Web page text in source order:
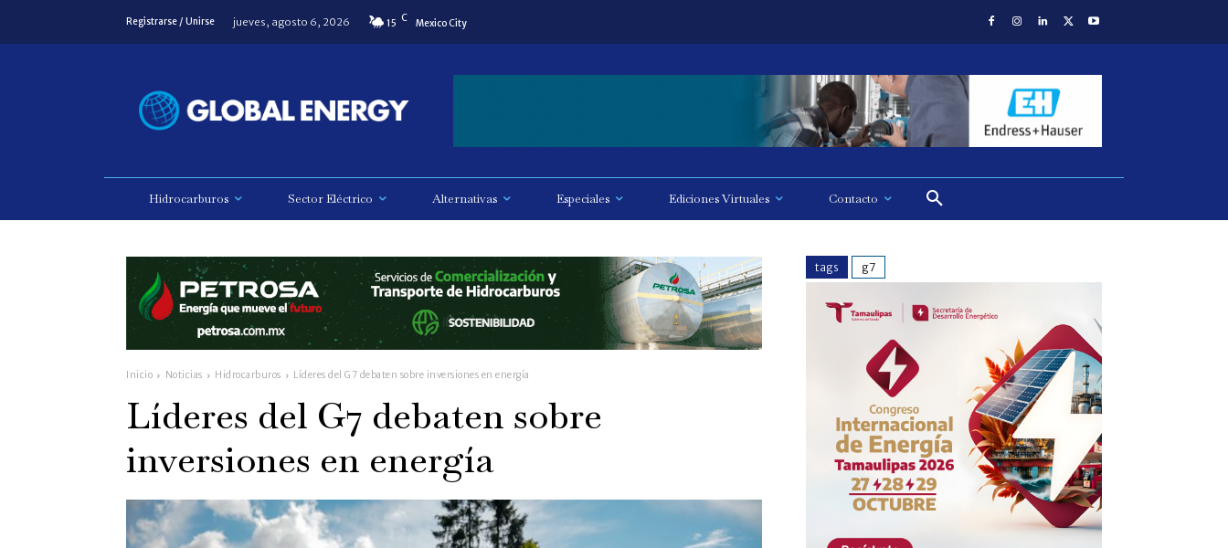
Registrarse / Unirse jueves, agosto 6, 2026 15 C Mexico City
Hidrocarburos Sector Eléctrico Alternativas Especiales Ediciones Virtuales Contacto
Inicio Noticias Hidrocarburos Líderes del G7 debaten sobre inversiones en energía
Líderes del G7 debaten sobre
inversiones en energía
tags g7